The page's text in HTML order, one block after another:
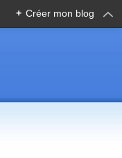
+ Créer mon blog